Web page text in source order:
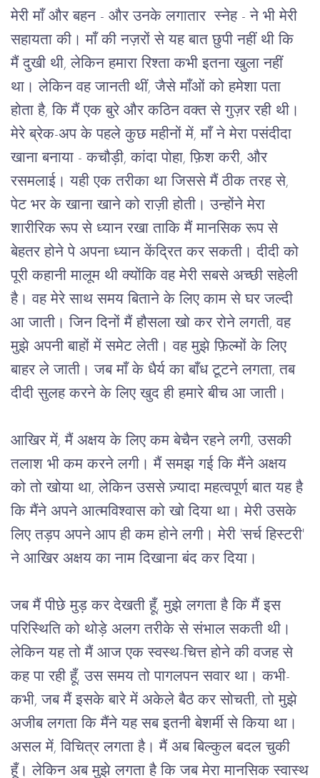
मेरी माँ और बहन - और उनके लगातार  स्नेह - ने भी मेरी
सहायता की। माँ की नज़रों से यह बात छुपी नहीं थी कि
मैं दुखी थी, लेकिन हमारा रिश्ता कभी इतना खुला नहीं
था। लेकिन वह जानती थीं, जैसे माँओं को हमेशा पता
होता है, कि मैं एक बुरे और कठिन वक्त से गुज़र रही थी।
मेरे ब्रेक-अप के पहले कुछ महीनों में, माँ ने मेरा पसंदीदा
खाना बनाया - कचौड़ी, कांदा पोहा, फ़िश करी, और
रसमलाई। यही एक तरीका था जिससे मैं ठीक तरह से,
पेट भर के खाना खाने को राज़ी होती। उन्होंने मेरा
शारीरिक रूप से ध्यान रखा ताकि मैं मानसिक रूप से
बेहतर होने पे अपना ध्यान केंद्रित कर सकती। दीदी को
पूरी कहानी मालूम थी क्योंकि वह मेरी सबसे अच्छी सहेली
है। वह मेरे साथ समय बिताने के लिए काम से घर जल्दी
आ जाती। जिन दिनों मैं हौसला खो कर रोने लगती, वह
मुझे अपनी बाहों में समेट लेती। वह मुझे फ़िल्मों के लिए
बाहर ले जाती। जब माँ के धैर्य का बाँध टूटने लगता, तब
दीदी सुलह करने के लिए खुद ही हमारे बीच आ जाती।
आखिर में, मैं अक्षय के लिए कम बेचैन रहने लगी, उसकी
तलाश भी कम करने लगी। मैं समझ गई कि मैंने अक्षय
को तो खोया था, लेकिन उससे ज़्यादा महत्वपूर्ण बात यह है
कि मैंने अपने आत्मविश्वास को खो दिया था। मेरी उसके
लिए तड़प अपने आप ही कम होने लगी। मेरी 'सर्च हिस्टरी'
ने आखिर अक्षय का नाम दिखाना बंद कर दिया।
जब मैं पीछे मुड़ कर देखती हूँ, मुझे लगता है कि मैं इस
परिस्थिति को थोड़े अलग तरीके से संभाल सकती थी।
लेकिन यह तो मैं आज एक स्वस्थ-चित्त होने की वजह से
कह पा रही हूँ, उस समय तो पागलपन सवार था। कभी-
कभी, जब मैं इसके बारे में अकेले बैठ कर सोचती, तो मुझे
अजीब लगता कि मैंने यह सब इतनी बेशर्मी से किया था।
असल में, विचित्र लगता है। मैं अब बिल्कुल बदल चुकी
हूँ। लेकिन अब मुझे लगता है कि जब मेरा मानसिक स्वास्थ